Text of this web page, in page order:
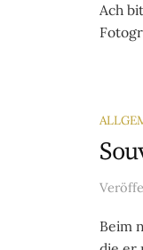
Ach
Beim